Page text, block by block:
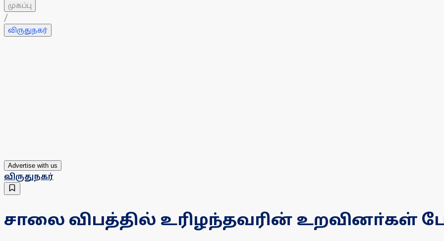
முகப்பு
/
விருதுநகர்
Advertise with us
விருதுநகர்
சாலை விபத்தில் உரிழந்தவரின் உறவினா்கள்